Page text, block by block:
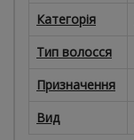
Категорія
Тип волосся
Призначення
Вид